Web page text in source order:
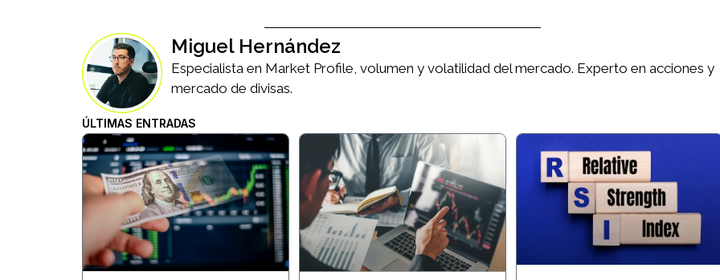
Miguel Hernández
Especialista en Market Profile, volumen y volatilidad del mercado. Experto en acciones y
mercado de divisas.
ÚLTIMAS ENTRADAS